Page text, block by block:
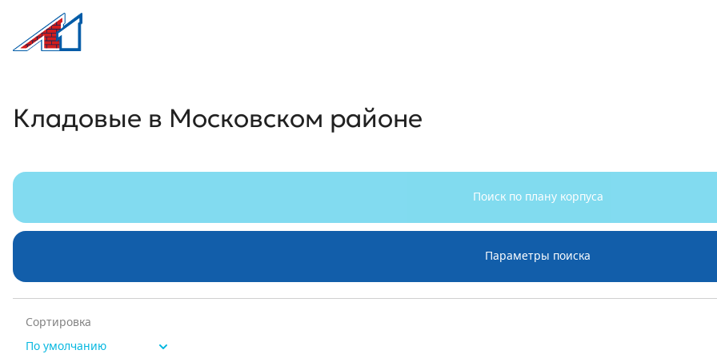
Л1 Строительная компания №1
Кладовые в Московском районе
Кладовые в Московском районе
Поиск по плану корпуса
Параметры поиска
Сортировка
По умолчанию